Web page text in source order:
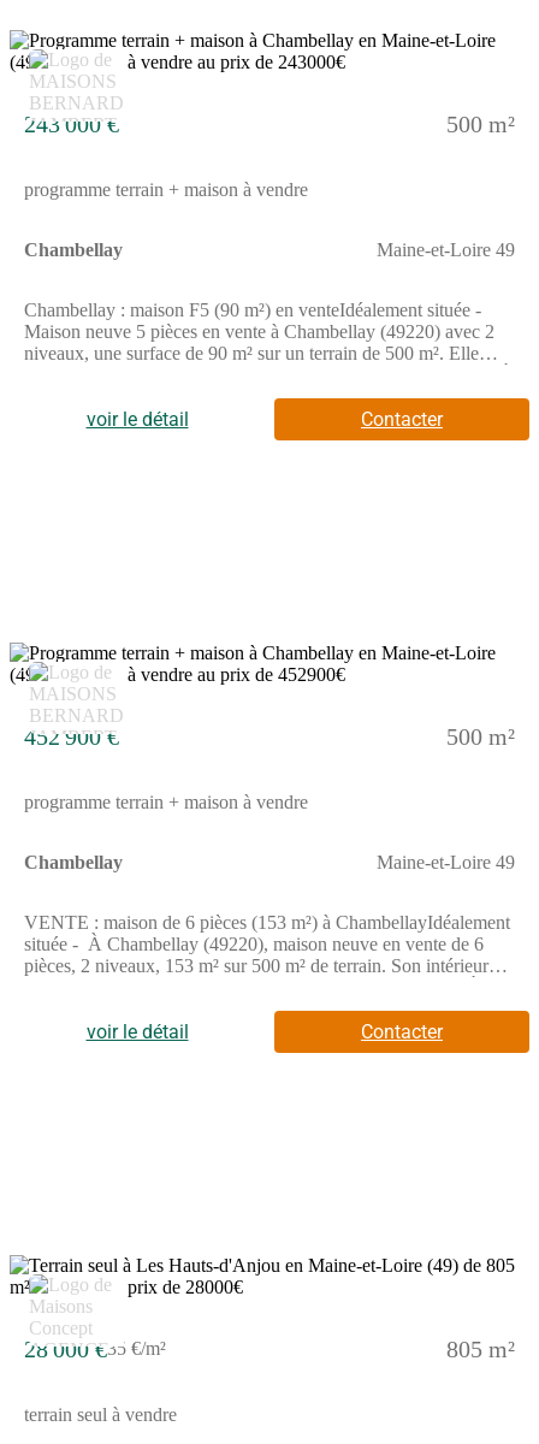
5
243 000 € 500 m²
programme terrain + maison à vendre
Chambellay Maine-et-Loire 49
Chambellay : maison F5 (90 m²) en venteIdéalement située -
Maison neuve 5 pièces en vente à Chambellay (49220) avec 2
niveaux, une surface de 90 m² sur un terrain de 500 m². Elle
dix minutes : École Primaire Publique Roc En Val, bibliothèque.
Angers à 25 km.Cette maison de 5 pièces est proposée à l'achat
pour 243 000 €.Contactez notre agence (PORCHER Carole :
voir le détail Contacter
5
452 900 € 500 m²
programme terrain + maison à vendre
Chambellay Maine-et-Loire 49
VENTE : maison de 6 pièces (153 m²) à ChambellayIdéalement
située - À Chambellay (49220), maison neuve en vente de 6
pièces, 2 niveaux, 153 m² sur 500 m² de terrain. Son intérieur
proximité : École Primaire Publique Roc En Val, bibliothèque.
Angers à 25 km.Le prix de vente de cette maison de 6 pièces est
de 452 900 €.Contactez Carole PORCHER (tél : (Numéro
voir le détail Contacter
28 000 €35 €/m² 805 m²
terrain seul à vendre